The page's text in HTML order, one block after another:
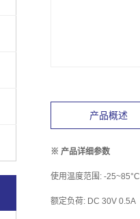
产品概述
※ 产品详细参数
使用温度范围: -25~85°C
额定负荷: DC 30V 0.5A